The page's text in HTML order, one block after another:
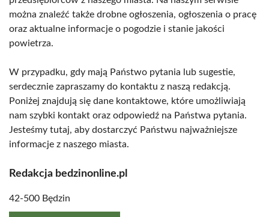
można znaleźć także drobne ogłoszenia, ogłoszenia o pracę
oraz aktualne informacje o pogodzie i stanie jakości
powietrza.
W przypadku, gdy mają Państwo pytania lub sugestie,
serdecznie zapraszamy do kontaktu z naszą redakcją.
Poniżej znajdują się dane kontaktowe, które umożliwiają
nam szybki kontakt oraz odpowiedź na Państwa pytania.
Jesteśmy tutaj, aby dostarczyć Państwu najważniejsze
informacje z naszego miasta.
Redakcja bedzinonline.pl
42-500 Będzin